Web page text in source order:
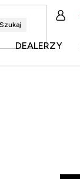
Szukaj
DEALERZY